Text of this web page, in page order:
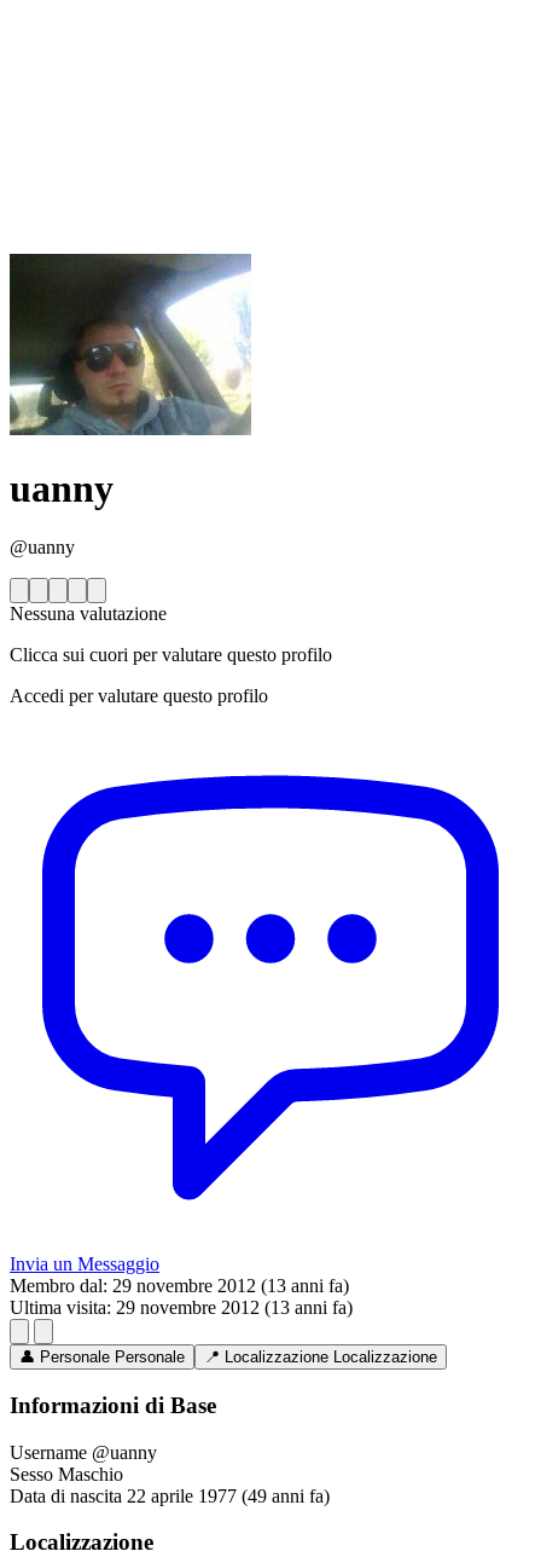
uanny
@uanny
Nessuna valutazione
Clicca sui cuori per valutare questo profilo
Accedi per valutare questo profilo
Invia un Messaggio
Membro dal: 29 novembre 2012 (13 anni fa)
Ultima visita: 29 novembre 2012 (13 anni fa)
👤 Personale Personale 📍 Localizzazione Localizzazione
Informazioni di Base
Username @uanny
Sesso Maschio
Data di nascita 22 aprile 1977 (49 anni fa)
Localizzazione